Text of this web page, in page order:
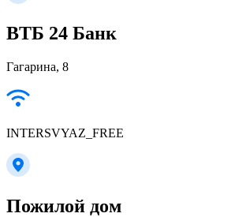
ВТБ 24 Банк
Гагарина, 8
INTERSVYAZ_FREE
Пожилой дом